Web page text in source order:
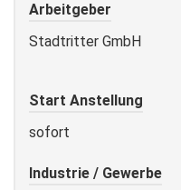
Arbeitgeber
Stadtritter GmbH
Start Anstellung
sofort
Industrie / Gewerbe